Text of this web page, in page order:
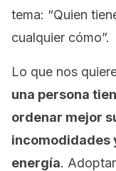
tema: “Quien
cualquier cómo”.
Lo que nos
una persona
ordenar mejor
incomodidades
energía.